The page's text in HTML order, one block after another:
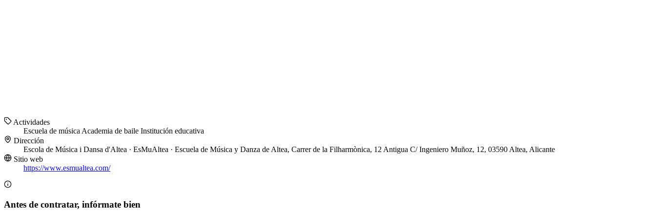
Actividades
Escuela de música Academia de baile Institución educativa
Dirección
Escola de Música i Dansa d'Altea · EsMuAltea · Escuela de Música y Danza de Altea, Carrer de la Filharmònica, 12 Antigua C/ Ingeniero Muñoz, 12, 03590 Altea, Alicante
Sitio web
https://www.esmualtea.com/
Antes de contratar, infórmate bien